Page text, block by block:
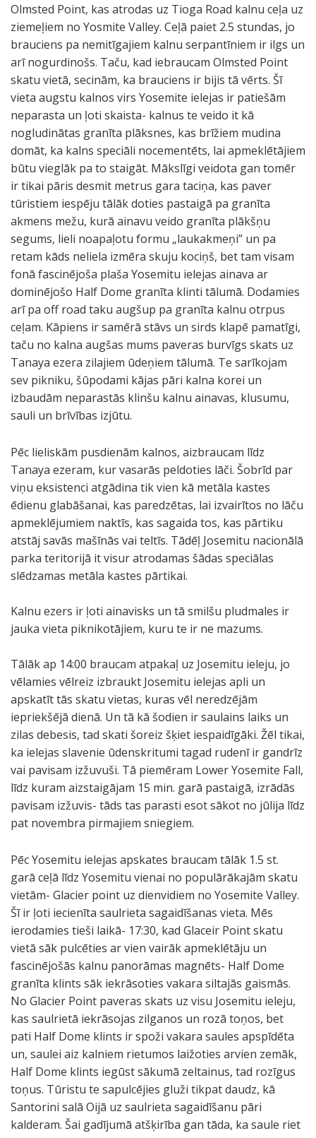
Olmsted Point, kas atrodas uz Tioga Road kalnu ceļa uz
ziemeļiem no Yosmite Valley. Ceļā paiet 2.5 stundas, jo
brauciens pa nemitīgajiem kalnu serpantīniem ir ilgs un
arī nogurdinošs. Taču, kad iebraucam Olmsted Point
skatu vietā, secinām, ka brauciens ir bijis tā vērts. Šī
vieta augstu kalnos virs Yosemite ielejas ir patiešām
neparasta un ļoti skaista- kalnus te veido it kā
nogludinātas granīta plāksnes, kas brīžiem mudina
domāt, ka kalns speciāli nocementēts, lai apmeklētājiem
būtu vieglāk pa to staigāt. Mākslīgi veidota gan tomēr
ir tikai pāris desmit metrus gara taciņa, kas paver
tūristiem iespēju tālāk doties pastaigā pa granīta
akmens mežu, kurā ainavu veido granīta plākšņu
segums, lieli noapaļotu formu „laukakmeņi” un pa
retam kāds neliela izmēra skuju kociņš, bet tam visam
fonā fascinējoša plaša Yosemitu ielejas ainava ar
dominējošo Half Dome granīta klinti tālumā. Dodamies
arī pa off road taku augšup pa granīta kalnu otrpus
ceļam. Kāpiens ir samērā stāvs un sirds klapē pamatīgi,
taču no kalna augšas mums paveras burvīgs skats uz
Tanaya ezera zilajiem ūdeņiem tālumā. Te sarīkojam
sev pikniku, šūpodami kājas pāri kalna korei un
izbaudām neparastās klinšu kalnu ainavas, klusumu,
sauli un brīvības izjūtu.
O
l
s
m
t
e
d
P
i
n
g
r
a
n
ī
t
a
k
l
i
š
u
t
a
k
a
s
T
i
o
g
a
R
o
u
d
P
i
k
n
i
k
o
j
m
a
s
k
a
t
u
u
z
T
e
n
y
a
l
a
k
e
J
o
s
e
m
i
t
u
k
a
T
e
n
a
y
a
l
a
e
.
O
l
m
s
t
e
d
P
i
n
t
a
k
ā
.
Pēc lieliskām pusdienām kalnos, aizbraucam līdz
Tanaya ezeram, kur vasarās peldoties lāči. Šobrīd par
viņu eksistenci atgādina tik vien kā metāla kastes
ēdienu glabāšanai, kas paredzētas, lai izvairītos no lāču
apmeklējumiem naktīs, kas sagaida tos, kas pārtiku
atstāj savās mašīnās vai teltīs. Tādēļ Josemitu nacionālā
parka teritorijā it visur atrodamas šādas speciālas
slēdzamas metāla kastes pārtikai.
Kalnu ezers ir ļoti ainavisks un tā smilšu pludmales ir
jauka vieta piknikotājiem, kuru te ir ne mazums.
Tālāk ap 14:00 braucam atpakaļ uz Josemitu ieleju, jo
vēlamies vēlreiz izbraukt Josemitu ielejas apli un
apskatīt tās skatu vietas, kuras vēl neredzējām
iepriekšējā dienā. Un tā kā šodien ir saulains laiks un
zilas debesis, tad skati šoreiz šķiet iespaidīgāki. Žēl tikai,
ka ielejas slavenie ūdenskritumi tagad rudenī ir gandrīz
vai pavisam izžuvuši. Tā piemēram Lower Yosemite Fall,
līdz kuram aizstaigājam 15 min. garā pastaigā, izrādās
pavisam izžuvis- tāds tas parasti esot sākot no jūlija līdz
pat novembra pirmajiem sniegiem.
S
k
a
t
s
u
z
J
o
s
e
m
i
t
u
i
S
k
a
t
s
u
z
J
o
s
e
m
i
t
u
i
E
l
C
a
p
t
a
i
n
k
l
i
n
t
s
,
L
o
w
e
r
J
o
s
e
m
i
t
y
ū
d
e
Pēc Yosemitu ielejas apskates braucam tālāk 1.5 st.
garā ceļā līdz Yosemitu vienai no populārākajām skatu
vietām- Glacier point uz dienvidiem no Yosemite Valley.
Šī ir ļoti iecienīta saulrieta sagaidīšanas vieta. Mēs
ierodamies tieši laikā- 17:30, kad Glaceir Point skatu
vietā sāk pulcēties ar vien vairāk apmeklētāju un
fascinējošās kalnu panorāmas magnēts- Half Dome
granīta klints sāk iekrāsoties vakara siltajās gaismās.
No Glacier Point paveras skats uz visu Josemitu ieleju,
kas saulrietā iekrāsojas zilganos un rozā toņos, bet
pati Half Dome klints ir spoži vakara saules apspīdēta
un, saulei aiz kalniem rietumos laižoties arvien zemāk,
Half Dome klints iegūst sākumā zeltainus, tad rozīgus
toņus. Tūristu te sapulcējies gluži tikpat daudz, kā
Santorini salā Oijā uz saulrieta sagaidīšanu pāri
kalderam. Šai gadījumā atšķirība gan tāda, ka saule riet